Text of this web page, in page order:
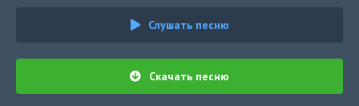
Слушать песню
Скачать песню